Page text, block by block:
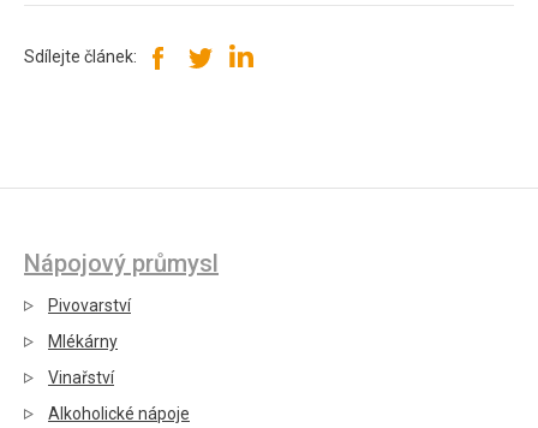
Sdílejte článek:
Nápojový průmysl
Pivovarství
Mlékárny
Vinařství
Alkoholické nápoje